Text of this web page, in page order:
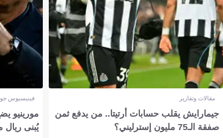
مقالات وتقارير
جيمارايش يقلب حسابات أرتيتا.. من يدفع ثمن
صفقة الـ75 مليون إسترليني؟
فينيسيوس
مورينيو
يُبنى ريال